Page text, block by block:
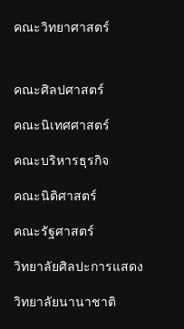
คณะวิทยาศาสตร์
คณะศิลปศาสตร์
คณะนิเทศศาสตร์
คณะบริหารธุรกิจ
คณะนิติศาสตร์
คณะรัฐศาสตร์
วิทยาลัยศิลปะการแสดง
วิทยาลัยนานาชาติ